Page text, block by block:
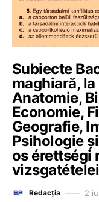
Subiecte
maghiară,
Anatomie,
Economie,
Geografie,
Psihologie
os érettségi
vizsgatételei
Redacția 2